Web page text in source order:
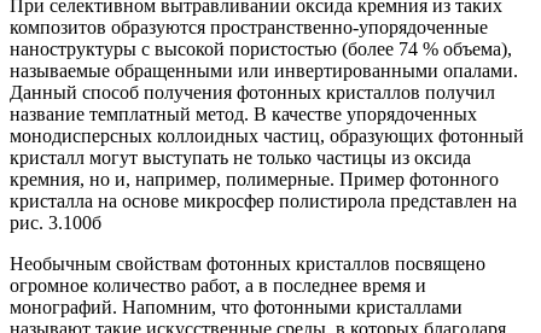
При селективном вытравливании оксида кремния из таких
композитов образуются пространственно-упорядоченные
наноструктуры с высокой пористостью (более 74 % объема),
называемые обращенными или инвертированными опалами.
Данный способ получения фотонных кристаллов получил
название темплатный метод. В качестве упорядоченных
монодисперсных коллоидных частиц, образующих фотонный
кристалл могут выступать не только частицы из оксида
кремния, но и, например, полимерные. Пример фотонного
кристалла на основе микросфер полистирола представлен на
рис. 3.100б
Необычным свойствам фотонных кристаллов посвящено
огромное количество работ, а в последнее время и
монографий. Напомним, что фотонными кристаллами
называют такие искусственные среды, в которых благодаря